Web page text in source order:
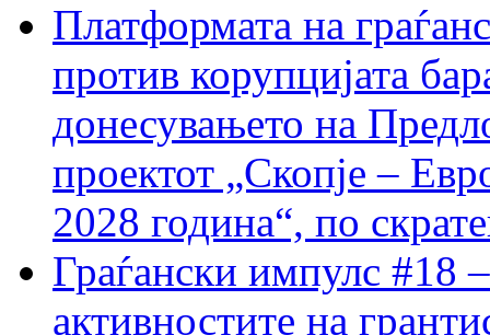
Платформата на
против корупцијата
донесувањето на
проектот „Скопје –
2028 година“, по
Граѓански импулс #18
активностите на